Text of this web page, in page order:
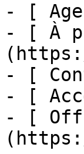
- [
- [ À
- [
- [
- [